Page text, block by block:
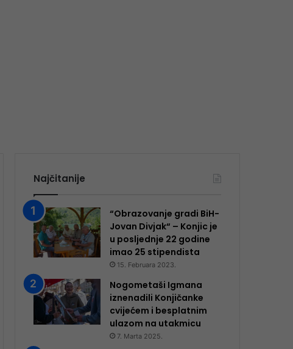
Najčitanije
“Obrazovanje gradi BiH-
Jovan Divjak“ – Konjic je
u posljednje 22 godine
imao 25 ​​stipendista
15. Februara 2023.
Nogometaši Igmana
iznenadili Konjičanke
cvijećem i besplatnim
ulazom na utakmicu
7. Marta 2025.